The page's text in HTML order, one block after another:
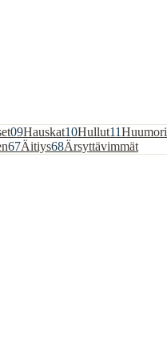
09Hauskat10Hullut11Huumori
67Äitiys68Ärsyttävimmät